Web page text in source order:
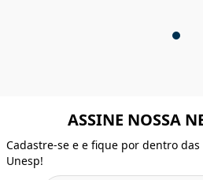
ASSINE NOSSA
Cadastre-se e e fique por dentro
Unesp!